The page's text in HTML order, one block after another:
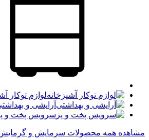
لوازم توکار
آرایشی و
سرویس پخت و
مشاهده همه محصولات سرمایش و